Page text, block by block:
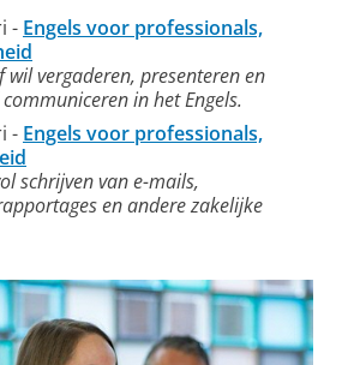
- Engels voor professionals,
wil vergaderen, presenteren en
in het Engels.
- Engels voor professionals,
schrijven van e-mails,
en andere zakelijke